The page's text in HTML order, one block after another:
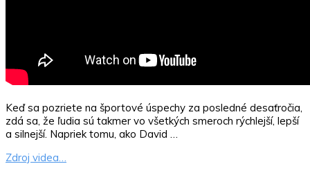
Keď sa pozriete na športové úspechy za posledné desaťročia,
zdá sa, že ľudia sú takmer vo všetkých smeroch rýchlejší, lepší
a silnejší. Napriek tomu, ako David …
Zdroj videa…